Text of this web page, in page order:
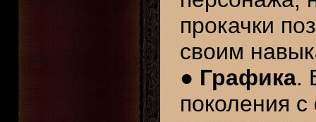
прокачки
своим
● Графика.
поколения